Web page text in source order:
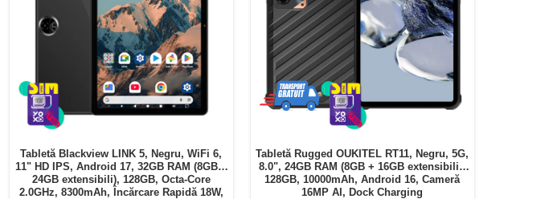
Tabletă Blackview LINK 5, Negru, WiFi 6,
11" HD IPS, Android 17, 32GB RAM (8GB +
24GB extensibili), 128GB, Octa-Core
2.0GHz, 8300mAh, Încărcare Rapidă 18W,
Tabletă Rugged OUKITEL RT11, Negru, 5G,
8.0", 24GB RAM (8GB + 16GB extensibili),
128GB, 10000mAh, Android 16, Cameră
16MP AI, Dock Charging